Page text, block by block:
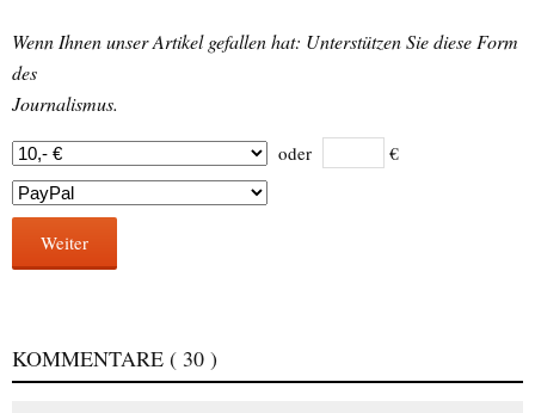
Wenn Ihnen unser Artikel gefallen hat: Unterstützen Sie diese Form
des
Journalismus.
oder €
Weiter
KOMMENTARE ( 30 )